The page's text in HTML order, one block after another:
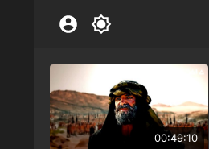
00:49:10